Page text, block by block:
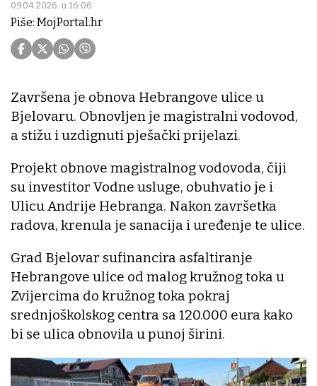
09.04.2026. u 16:06
Piše: MojPortal.hr
Završena je obnova Hebrangove ulice u
Bjelovaru. Obnovljen je magistralni vodovod,
a stižu i uzdignuti pješački prijelazi.
Projekt obnove magistralnog vodovoda, čiji
su investitor Vodne usluge, obuhvatio je i
Ulicu Andrije Hebranga. Nakon završetka
radova, krenula je sanacija i uređenje te ulice.
Grad Bjelovar sufinancira asfaltiranje
Hebrangove ulice od malog kružnog toka u
Zvijercima do kružnog toka pokraj
srednjoškolskog centra sa 120.000 eura kako
bi se ulica obnovila u punoj širini.